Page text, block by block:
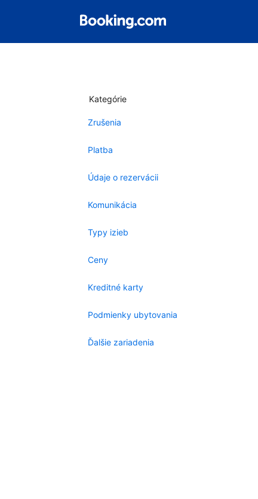
Kategórie
Zrušenia
Platba
Údaje o rezervácii
Komunikácia
Typy izieb
Ceny
Kreditné karty
Podmienky ubytovania
Ďalšie zariadenia